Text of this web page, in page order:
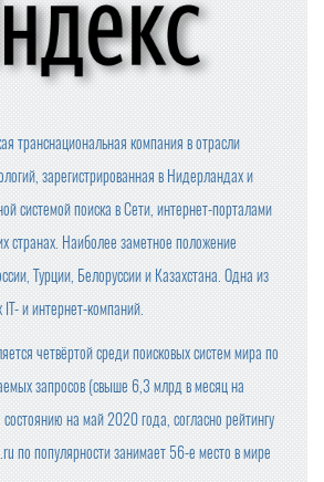
транснациональная компания в отрасли
зарегистрированная в Нидерландах и
системой поиска в Сети, интернет-порталами
странах. Наиболее заметное положение
Турции, Белоруссии и Казахстана. Одна из
и интернет-компаний.
четвёртой среди поисковых систем мира по
запросов (свыше 6,3 млрд в месяц на
на май 2020 года, согласно рейтингу
по популярности занимает 56-е место в мире